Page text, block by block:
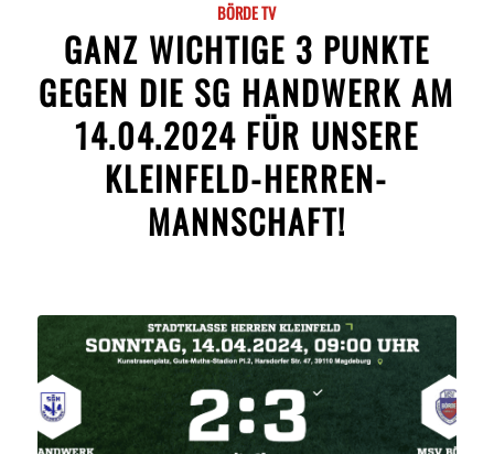
BÖRDE TV
GANZ WICHTIGE 3 PUNKTE
GEGEN DIE SG HANDWERK AM
14.04.2024 FÜR UNSERE
KLEINFELD-HERREN-
MANNSCHAFT!